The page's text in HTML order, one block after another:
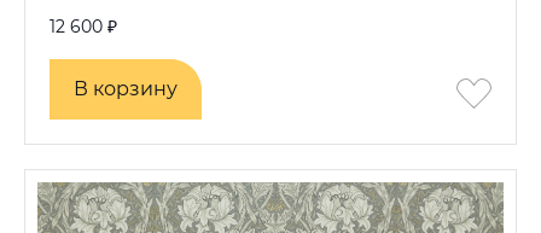
12 600 ₽
В корзину
В корзину